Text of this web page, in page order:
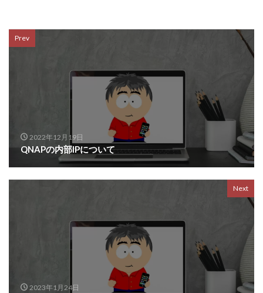
Prev
2022年12月19日
QNAPの内部IPについて
Next
2023年1月24日